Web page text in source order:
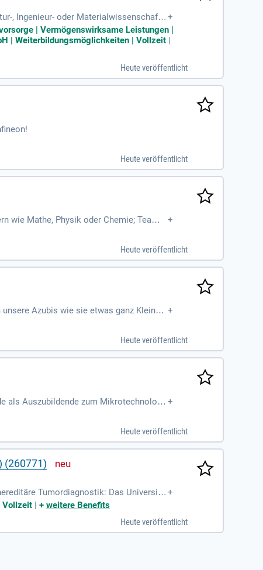
, Ingenieur- oder Materialwissenschafte
wissenschaftlichen
+
| Vermögenswirksame Leistungen |
| Weiterbildungsmöglichkeiten | Vollzeit
Heute veröffentlicht
Heute veröffentlicht
wie Mathe, Physik oder Chemie; Teampl
+
Heute veröffentlicht
Azubis wie sie etwas ganz Kleines +
Heute veröffentlicht
als Auszubildende zum Mikrotechnologe
elektronische Baugruppen
+
Heute veröffentlicht
(260771)
Tumordiagnostik: Das Universitä
Spitzenforschung
+
Vollzeit |+weitere Benefits
Heute veröffentlicht